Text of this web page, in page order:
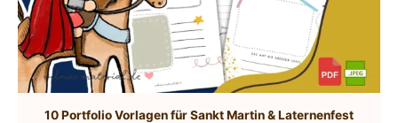
10 Portfolio Vorlagen für Sankt Martin & Laternenfest